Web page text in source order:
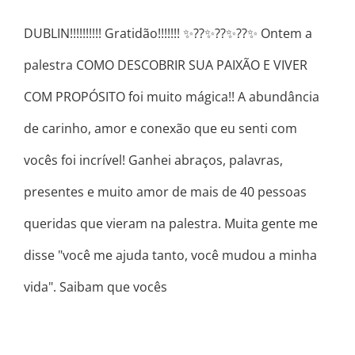
DUBLIN!!!!!!!!!! Gratidão!!!!!!! ✨??✨??✨??✨ Ontem a
palestra COMO DESCOBRIR SUA PAIXÃO E VIVER
COM PROPÓSITO foi muito mágica!! A abundância
de carinho, amor e conexão que eu senti com
vocês foi incrível! Ganhei abraços, palavras,
presentes e muito amor de mais de 40 pessoas
queridas que vieram na palestra. Muita gente me
disse "você me ajuda tanto, você mudou a minha
vida". Saibam que vocês